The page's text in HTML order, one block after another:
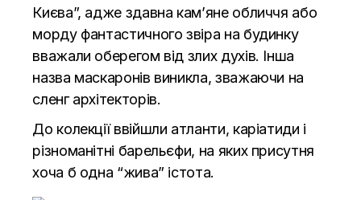
Києва”, адже здавна кам’яне обличчя або
морду фантастичного звіра на будинку
вважали оберегом від злих духів. Інша
назва маскаронів виникла, зважаючи на
сленг архітекторів.
До колекції ввійшли атланти, каріатиди і
різноманітні барельєфи, на яких присутня
хоча б одна “жива” істота.